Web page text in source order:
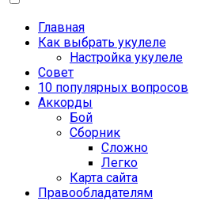
Главная
Как выбрать укулеле
Настройка укулеле
Совет
10 популярных вопросов
Аккорды
Бой
Сборник
Сложно
Легко
Карта сайта
Правообладателям